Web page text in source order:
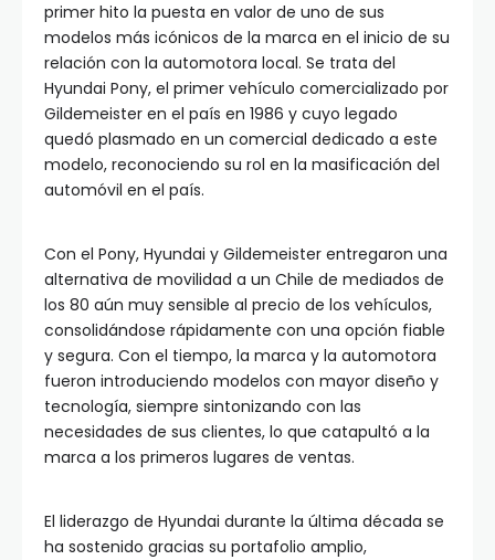
primer hito la puesta en valor de uno de sus
modelos más icónicos de la marca en el inicio de su
relación con la automotora local. Se trata del
Hyundai Pony, el primer vehículo comercializado por
Gildemeister en el país en 1986 y cuyo legado
quedó plasmado en un comercial dedicado a este
modelo, reconociendo su rol en la masificación del
automóvil en el país.
Con el Pony, Hyundai y Gildemeister entregaron una
alternativa de movilidad a un Chile de mediados de
los 80 aún muy sensible al precio de los vehículos,
consolidándose rápidamente con una opción fiable
y segura. Con el tiempo, la marca y la automotora
fueron introduciendo modelos con mayor diseño y
tecnología, siempre sintonizando con las
necesidades de sus clientes, lo que catapultó a la
marca a los primeros lugares de ventas.
El liderazgo de Hyundai durante la última década se
ha sostenido gracias su portafolio amplio,